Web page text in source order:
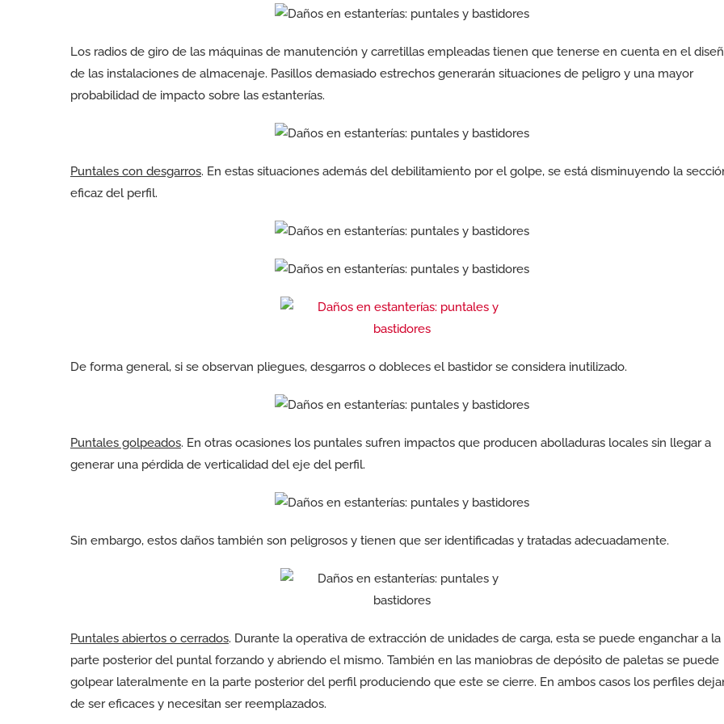
Los radios de giro de las máquinas de manutención y carretillas empleadas tienen que tenerse en cuenta en el
de las instalaciones de almacenaje. Pasillos demasiado estrechos generarán situaciones de peligro y una mayor
probabilidad de impacto sobre las estanterías.
Puntales con desgarros. En estas situaciones además del debilitamiento por el golpe, se está disminuyendo la
eficaz del perfil.
De forma general, si se observan pliegues, desgarros o dobleces el bastidor se considera inutilizado.
Puntales golpeados. En otras ocasiones los puntales sufren impactos que producen abolladuras locales sin llegar a
generar una pérdida de verticalidad del eje del perfil.
Sin embargo, estos daños también son peligrosos y tienen que ser identificadas y tratadas adecuadamente.
Puntales abiertos o cerrados. Durante la operativa de extracción de unidades de carga, esta se puede enganchar a la
parte posterior del puntal forzando y abriendo el mismo. También en las maniobras de depósito de paletas se puede
golpear lateralmente en la parte posterior del perfil produciendo que este se cierre. En ambos casos los perfiles
de ser eficaces y necesitan ser reemplazados.